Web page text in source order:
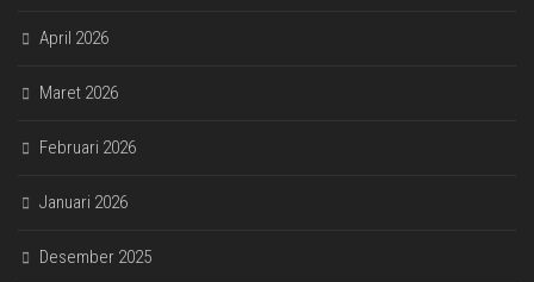
April 2026
Maret 2026
Februari 2026
Januari 2026
Desember 2025